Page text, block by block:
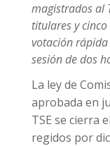
magistrados al
titulares y
votación
sesión de dos
La ley de
aprobada en
TSE se cierra
regidos por